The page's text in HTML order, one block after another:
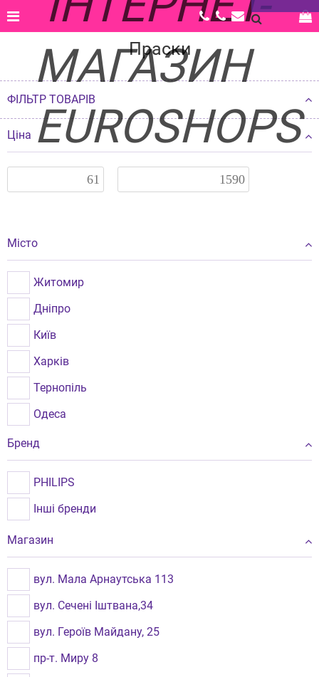
Головна | Каталог | Техніка для дому | Праски
Праски
ФІЛЬТР ТОВАРІВ
Ціна
Місто
Житомир
Дніпро
Київ
Харків
Тернопіль
Одеса
Вінниця
Миколаїв
Чернівці
Кременчук
Бориспіль
Берегове
Бренд
PHILIPS
Інші бренди
Магазин
вул. Мала Арнаутська 113
вул. Сечені Іштвана,34
вул. Героїв Майдану, 25
пр-т. Миру 8